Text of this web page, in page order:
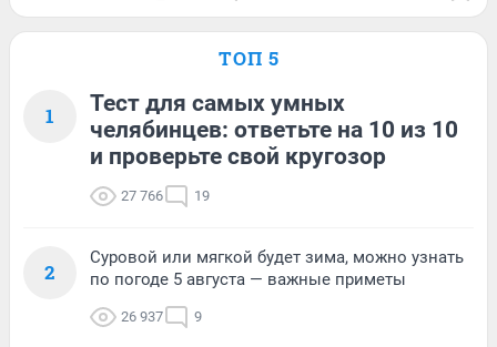
ТОП 5
1
Тест для самых умных
челябинцев: ответьте на 10 из 10
и проверьте свой кругозор
27 766 19
2
Суровой или мягкой будет зима, можно узнать
по погоде 5 августа — важные приметы
26 937 9